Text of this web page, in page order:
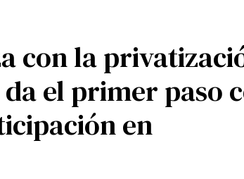
con la
da el primer paso
en